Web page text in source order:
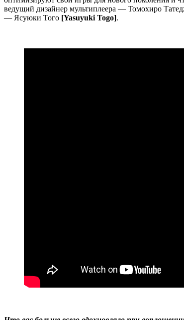
ведущий дизайнер мультиплеера — Томохиро
— Ясуюки Того [Yasuyuki Togo].